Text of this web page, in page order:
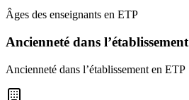
Âges des enseignants en ETP
Ancienneté dans l’établissement
Ancienneté dans l’établissement en ETP